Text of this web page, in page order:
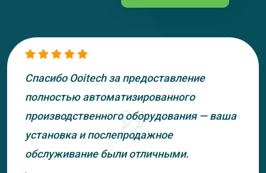
Спасибо Ooitech за предоставление
полностью автоматизированного
производственного оборудования — ваша
установка и послепродажное
обслуживание были отличными.